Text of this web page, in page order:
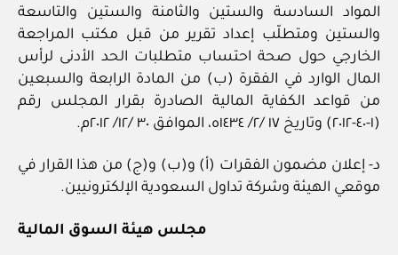
المواد السادسة والستين والثامنة والستين والتاسعة
والستين ومتطلّب إعداد تقرير من قبل مكتب المراجعة
الخارجي حول صحة احتساب متطلبات الحد الأدنى لرأس
المال الوارد في الفقرة (ب) من المادة الرابعة والسبعين
من قواعد الكفاية المالية الصادرة بقرار المجلس رقم
(١-٤٠-٢٠١٢) وتاريخ ١٧ /٢/ ١٤٣٤ه، الموافق ٣٠ /١٢/ ٢٠١٢م.
د- إعلان مضمون الفقرات (أ) و(ب) و(ج) من هذا القرار في
موقعي الهيئة وشركة تداول السعودية الإلكترونيين.
مجلس هيئة السوق المالية